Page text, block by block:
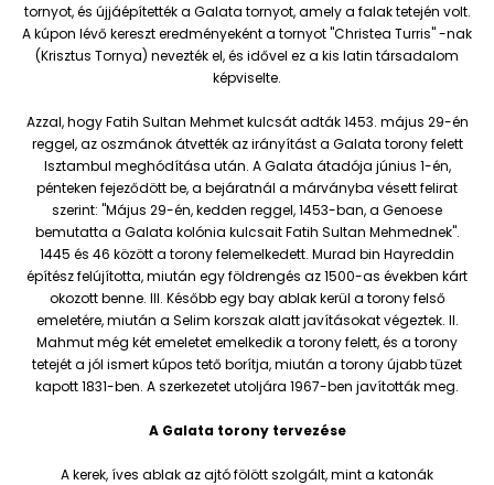
tornyot, és újjáépítették a Galata tornyot, amely a falak tetején volt.
A kúpon lévő kereszt eredményeként a tornyot "Christea Turris" -nak
(Krisztus Tornya) nevezték el, és idővel ez a kis latin társadalom
képviselte.
Azzal, hogy Fatih Sultan Mehmet kulcsát adták 1453. május 29-én
reggel, az oszmánok átvették az irányítást a Galata torony felett
Isztambul meghódítása után. A Galata átadója június 1-én,
pénteken fejeződött be, a bejáratnál a márványba vésett felirat
szerint: "Május 29-én, kedden reggel, 1453-ban, a Genoese
bemutatta a Galata kolónia kulcsait Fatih Sultan Mehmednek".
1445 és 46 között a torony felemelkedett. Murad bin Hayreddin
építész felújította, miután egy földrengés az 1500-as években kárt
okozott benne. III. Később egy bay ablak kerül a torony felső
emeletére, miután a Selim korszak alatt javításokat végeztek. II.
Mahmut még két emeletet emelkedik a torony felett, és a torony
tetejét a jól ismert kúpos tető borítja, miután a torony újabb tüzet
kapott 1831-ben. A szerkezetet utoljára 1967-ben javították meg.
A Galata torony tervezése
A kerek, íves ablak az ajtó fölött szolgált, mint a katonák